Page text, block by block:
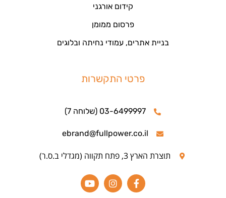
קידום אורגני
פרסום ממומן
בניית אתרים, עמודי נחיתה ובלוגים
פרטי התקשרות
03-6499997 (שלוחה 7)
ebrand@fullpower.co.il
תוצרת הארץ 3, פתח תקווה (מגדלי ב.ס.ר)